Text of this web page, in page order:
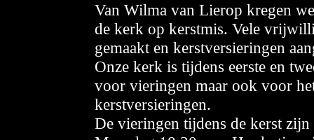
Van Wilma van Lierop kregen
de kerk op kerstmis. Vele
gemaakt en kerstversieringen
Onze kerk is tijdens eerste en
voor vieringen maar ook voor
kerstversieringen.
De vieringen tijdens de kerst